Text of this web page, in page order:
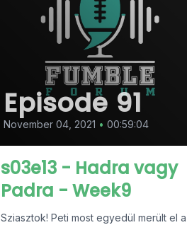
Episode 91
November 04, 2021 • 00:59:04
s03e13 - Hadra vagy
Padra - Week9
Sziasztok! Peti most egyedül merült el a